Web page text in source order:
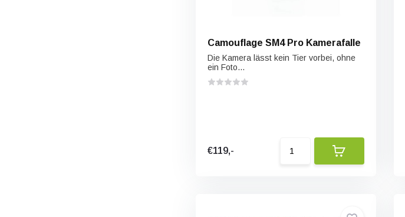
Camouflage SM4 Pro Kamerafalle
Die Kamera lässt kein Tier vorbei, ohne
ein Foto...
€119,-